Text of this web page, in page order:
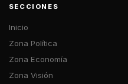
SECCIONES
Inicio
Zona Política
Zona Economía
Zona Visión